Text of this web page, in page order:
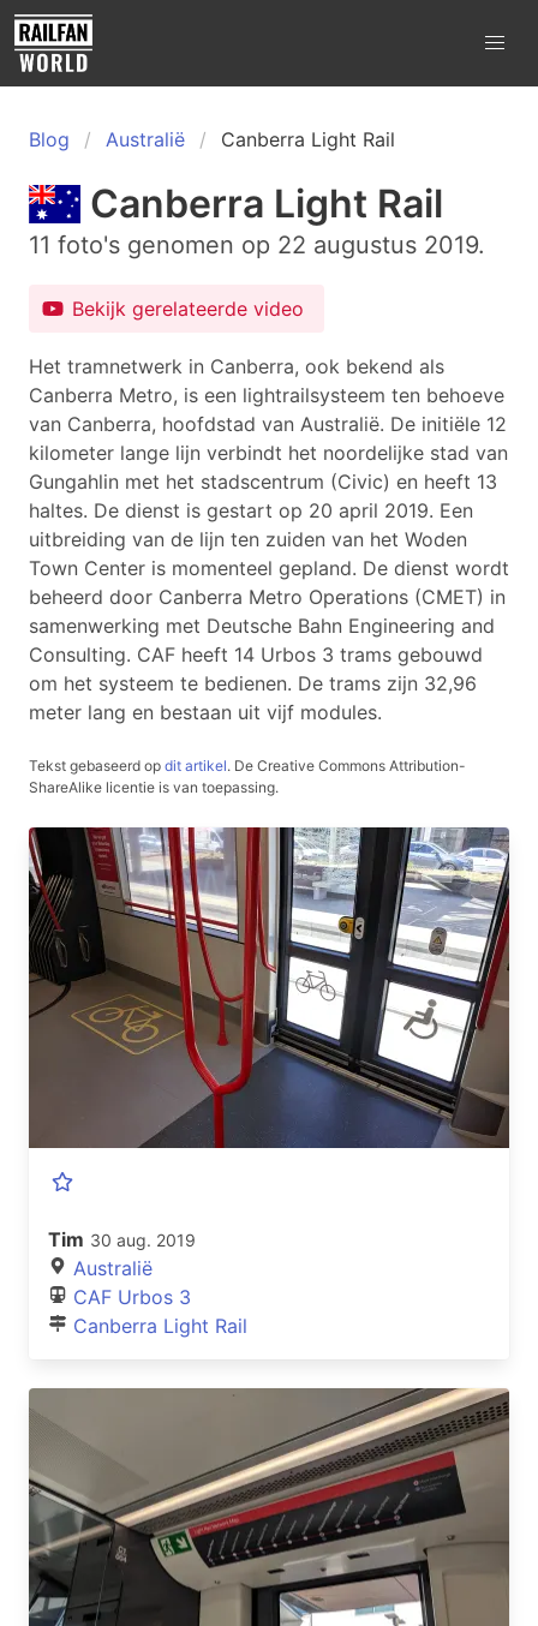
Blog Australië Canberra Light Rail
Canberra Light Rail
11 foto's genomen op 22 augustus 2019.
Bekijk gerelateerde video
Het tramnetwerk in Canberra, ook bekend als
Canberra Metro, is een lightrailsysteem ten behoeve
van Canberra, hoofdstad van Australië. De initiële 12
kilometer lange lijn verbindt het noordelijke stad van
Gungahlin met het stadscentrum (Civic) en heeft 13
haltes. De dienst is gestart op 20 april 2019. Een
uitbreiding van de lijn ten zuiden van het Woden
Town Center is momenteel gepland. De dienst wordt
beheerd door Canberra Metro Operations (CMET) in
samenwerking met Deutsche Bahn Engineering and
Consulting. CAF heeft 14 Urbos 3 trams gebouwd
om het systeem te bedienen. De trams zijn 32,96
meter lang en bestaan uit vijf modules.
Tekst gebaseerd op dit artikel. De Creative Commons Attribution-
ShareAlike licentie is van toepassing.
Tim 30 aug. 2019
Australië
CAF Urbos 3
Canberra Light Rail